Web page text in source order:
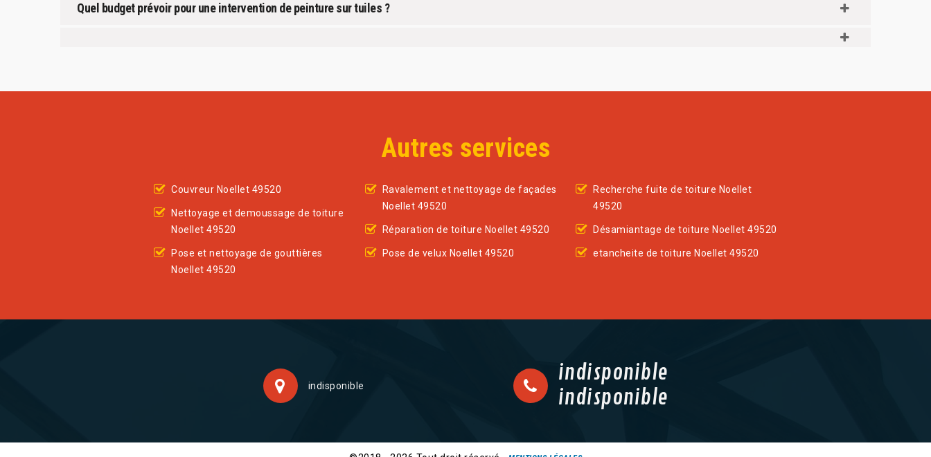
Quel budget prévoir pour une intervention de peinture sur tuiles ?
Autres services
Couvreur Noellet 49520
Nettoyage et demoussage de toiture
Noellet 49520
Pose et nettoyage de gouttières
Noellet 49520
Ravalement et nettoyage de façades
Noellet 49520
Réparation de toiture Noellet 49520
Pose de velux Noellet 49520
Recherche fuite de toiture Noellet
49520
Désamiantage de toiture Noellet 49520
etancheite de toiture Noellet 49520
indisponible
indisponible
indisponible